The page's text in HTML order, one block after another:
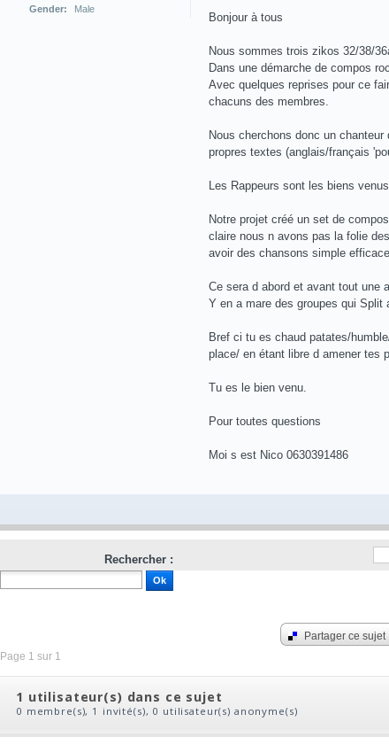
Gender:
Male
Bonjour à tous
Nous sommes trois zikos 32/38/
Dans une démarche de compos
Avec quelques reprises pour ce
chacuns des membres.
Nous cherchons donc un
propres textes (anglais/français
Les Rappeurs sont les biens
Notre projet créé un set de
claire nous n avons pas la folie
avoir des chansons simple
Ce sera d abord et avant tout une
Y en a mare des groupes qui Split
Bref ci tu es chaud patates/
place/ en étant libre d amener tes
Tu es le bien venu.
Pour toutes questions
Moi s est Nico 0630391486
Rechercher :
Page 1 sur 1
Partager ce sujet
1 utilisateur(s) dans ce sujet
0 membre(s), 1 invité(s), 0 utilisateur(s) anonyme(s)